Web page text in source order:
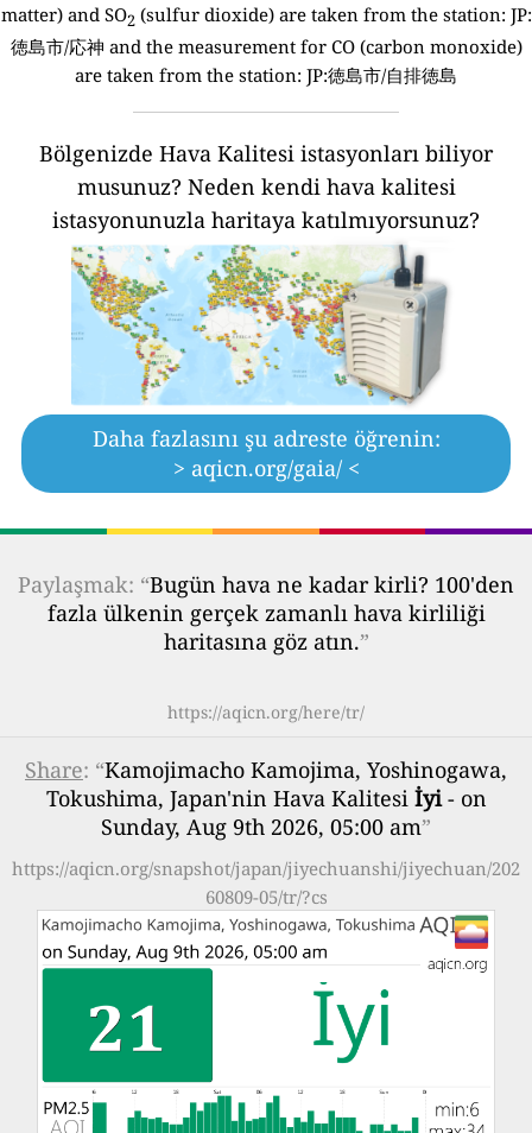
matter) and SO2 (sulfur dioxide) are taken from the station: JP:
徳島市/応神 and the measurement for CO (carbon monoxide)
are taken from the station: JP:徳島市/自排徳島
Bölgenizde Hava Kalitesi istasyonları biliyor
musunuz? Neden kendi hava kalitesi
istasyonunuzla haritaya katılmıyorsunuz?
Daha fazlasını şu adreste öğrenin:
> aqicn.org/gaia/ <
Paylaşmak: “Bugün hava ne kadar kirli? 100'den
fazla ülkenin gerçek zamanlı hava kirliliği
haritasına göz atın.”
https://aqicn.org/here/tr/
Share: “Kamojimacho Kamojima, Yoshinogawa,
Tokushima, Japan'nin Hava Kalitesi İyi- on
Sunday, Aug 9th 2026, 05:00 am”
https://aqicn.org/snapshot/japan/jiyechuanshi/jiyechuan/202
60809-05/tr/?cs